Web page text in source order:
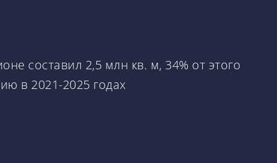
составил 2,5 млн кв. м, 34% от этого
в 2021-2025 годах